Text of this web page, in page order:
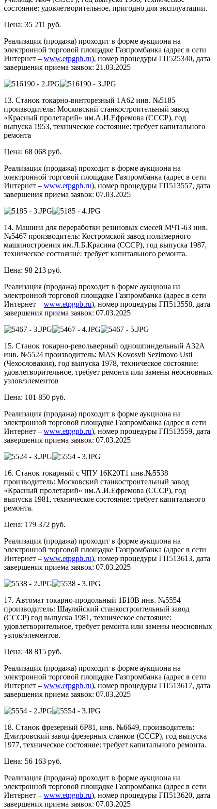
состояние: удовлетворительное, пригодно для эксплуатации.
Цена: 35 211 руб.
Реализация (продажа) проходит в форме аукциона на
электронной торговой площадке Газпромбанка (адрес в сети
Интернет – www.etpgpb.ru), номер процедуры ГП525340, дата
завершения приема заявок: 21.03.2025
13. Станок токарно-винторезный 1А62 инв. №5185
производитель: Московский станкостроительный завод
«Красный пролетарий» им.А.И.Ефремова (СССР), год
выпуска 1953, техническое состояние: требует капитального
ремонта
Цена: 68 068 руб.
Реализация (продажа) проходит в форме аукциона на
электронной торговой площадке Газпромбанка (адрес в сети
Интернет – www.etpgpb.ru), номер процедуры ГП513557, дата
завершения приема заявок: 07.03.2025
14. Машина для переработки резиновых смесей МЧТ-63 инв.
№5467 производитель: Костромской завод полимерного
машиностроения им.Л.Б.Красина (СССР), год выпуска 1987,
техническое состояние: требует капитального ремонта.
Цена: 98 213 руб.
Реализация (продажа) проходит в форме аукциона на
электронной торговой площадке Газпромбанка (адрес в сети
Интернет – www.etpgpb.ru), номер процедуры ГП513558, дата
завершения приема заявок: 07.03.2025
15. Станок токарно-револьверный одношпиндельный А32А
инв. №5524 производитель: MAS Kovosvit Sezimovo Usti
(Чехословакия), год выпуска 1978, техническое состояние:
удовлетворительное, требует ремонта или замены неосновных
узлов/элементов
Цена: 101 850 руб.
Реализация (продажа) проходит в форме аукциона на
электронной торговой площадке Газпромбанка (адрес в сети
Интернет – www.etpgpb.ru), номер процедуры ГП513559, дата
завершения приема заявок: 07.03.2025
16. Станок токарный с ЧПУ 16К20Т1 инв.№5538
производитель: Московский станкостроительный завод
«Красный пролетарий» им.А.И.Ефремова (СССР), год
выпуска 1981, техническое состояние: требует капитального
ремонта.
Цена: 179 372 руб.
Реализация (продажа) проходит в форме аукциона на
электронной торговой площадке Газпромбанка (адрес в сети
Интернет – www.etpgpb.ru), номер процедуры ГП513613, дата
завершения приема заявок: 07.03.2025
17. Автомат токарно-продольный 1Б10В инв. №5554
производитель: Шауляйский станкостроительный завод
(СССР) год выпуска 1981, техническое состояние:
удовлетворительное, требует ремонта или замены неосновных
узлов/элементов.
Цена: 48 815 руб.
Реализация (продажа) проходит в форме аукциона на
электронной торговой площадке Газпромбанка (адрес в сети
Интернет – www.etpgpb.ru), номер процедуры ГП513617, дата
завершения приема заявок: 07.03.2025
18. Станок фрезерный 6Р81, инв. №6649, производитель:
Дмитровский завод фрезерных станков (СССР), год выпуска
1977, техническое состояние: требует капитального ремонта.
Цена: 56 163 руб.
Реализация (продажа) проходит в форме аукциона на
электронной торговой площадке Газпромбанка (адрес в сети
Интернет – www.etpgpb.ru), номер процедуры ГП513620, дата
завершения приема заявок: 07.03.2025